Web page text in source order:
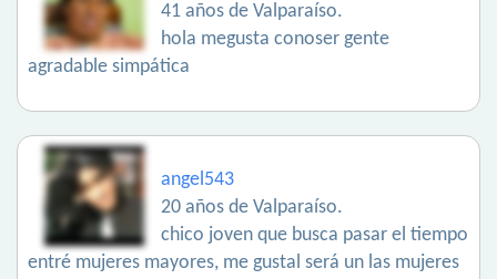
41 años de Valparaíso.
hola megusta conoser gente
agradable simpática
angel543
20 años de Valparaíso.
chico joven que busca pasar el tiempo
entré mujeres mayores, me gustal será un las mujeres